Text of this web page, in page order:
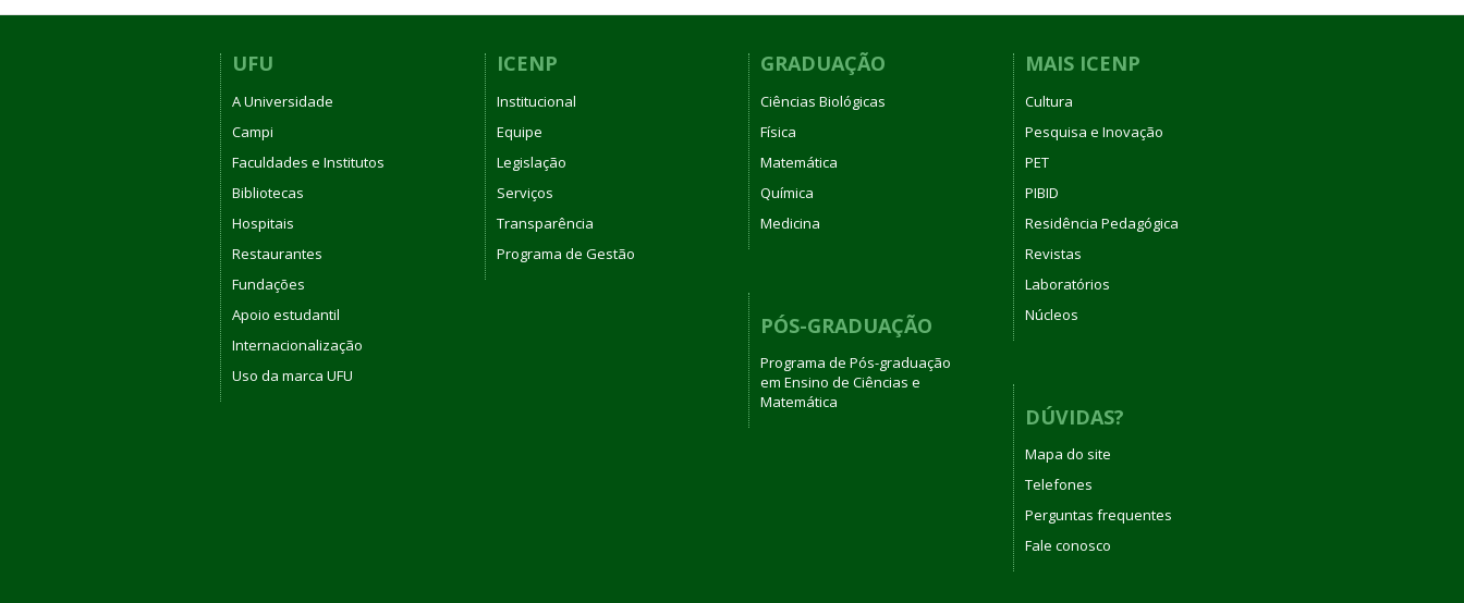
UFU
A Universidade
Campi
Faculdades e Institutos
Bibliotecas
Hospitais
Restaurantes
Fundações
Apoio estudantil
Internacionalização
Uso da marca UFU
ICENP
Institucional
Equipe
Legislação
Serviços
Transparência
Programa de Gestão
GRADUAÇÃO
Ciências Biológicas
Física
Matemática
Química
Medicina
PÓS-GRADUAÇÃO
Programa de Pós-graduação
em Ensino de Ciências e
Matemática
MAIS ICENP
Cultura
Pesquisa e Inovação
PET
PIBID
Residência Pedagógica
Revistas
Laboratórios
Núcleos
DÚVIDAS?
Mapa do site
Telefones
Perguntas frequentes
Fale conosco